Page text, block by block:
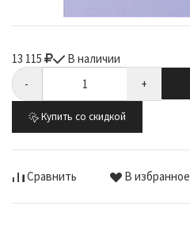
13 115
В наличии
-
+
Купить со скидкой
Сравнить В избранное